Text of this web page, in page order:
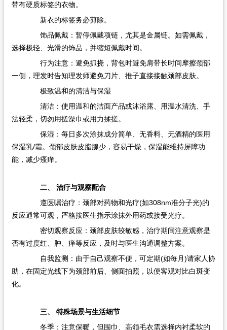
带有硬质标签的衣物。
新衣的标签务必剪除。
饰品佩戴：暂停佩戴项链，尤其是金属链。如需佩戴，
选择极轻、光滑的饰品，并缩短佩戴时间。
行为注意：避免抓挠，背包时避免肩带长时间摩擦颈部
一侧，理发时告知理发师避免刀片、推子直接接触颈部皮肤。
极致温和的清洁与保湿
清洁：使用温和的洁面产品或沐浴露、用温水清洗、手
法轻柔，切勿用搓澡巾或用力揉搓。
保湿：每日多次涂抹成分简单、无香料、无酒精的医用
保湿乳/霜。颈部皮肤皮脂腺少，容易干燥，保湿能维持屏障功
能，减少瘙痒。
二、 治疗与观察配合
遵医嘱治疗：颈部对药物和光疗(如308nm准分子光)的
反应通常可观，严格按医生指示涂抹外用药或接受光疗。
密切观察反应：颈部皮肤较敏感，治疗期间注意观察是
否有过度红、肿、痒等反应，及时与医生沟通调整方案。
自我监测：由于自己观察不便，可定期(如每月)请家人协
助，在固定光线下为颈部前后、侧面拍照，以便客观对比白斑变
化。
三、 特殊场景与生活细节
冬季：注意保暖，但围巾、高领毛衣需选择内衬柔软的